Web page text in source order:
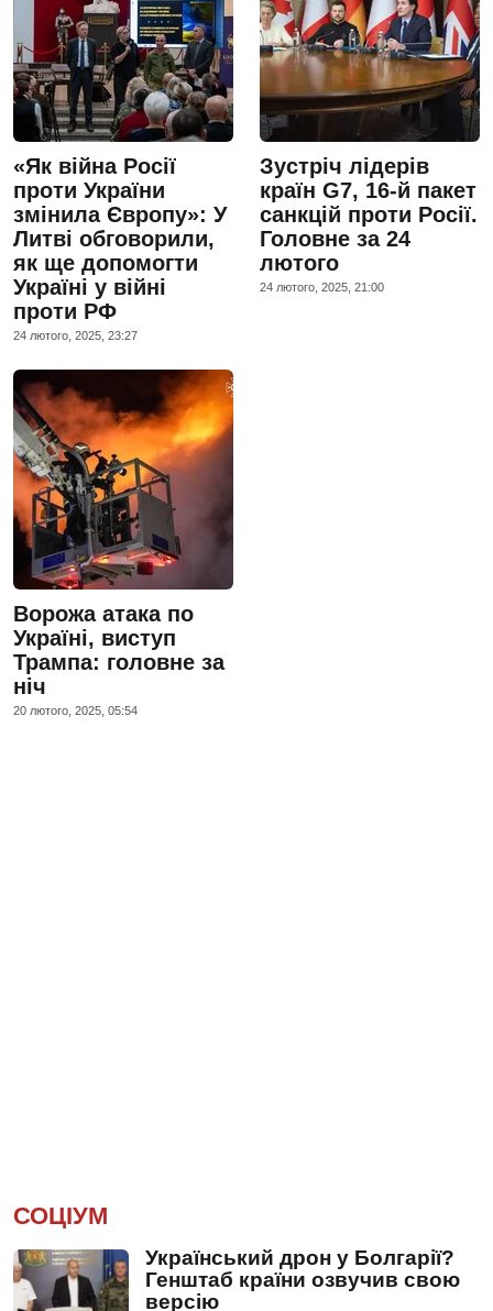
«Як війна Росії
проти України
змінила Європу»: У
Литві обговорили,
як ще допомогти
Україні у війні
проти РФ
24 лютого, 2025, 23:27
Зустріч лідерів
країн G7, 16-й пакет
санкцій проти Росії.
Головне за 24
лютого
24 лютого, 2025, 21:00
Ворожа атака по
Україні, виступ
Трампа: головне за
ніч
20 лютого, 2025, 05:54
СОЦІУМ
Український дрон у Болгарії?
Генштаб країни озвучив свою
версію